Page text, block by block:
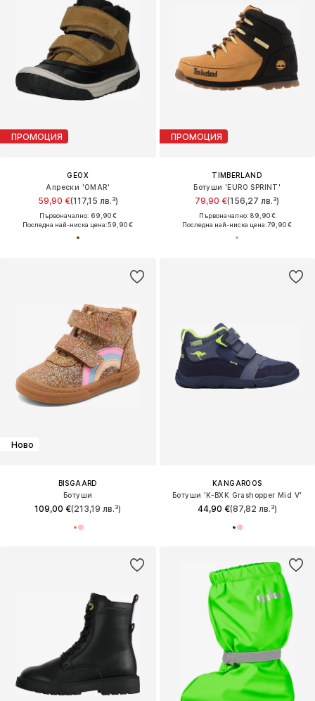
ПРОМОЦИЯ
GEOX
Апрески 'OMAR'
59,90 €(117,15 лв.³)
Първоначално: 69,90 €
Последна най-ниска цена:59,90 €
ПРОМОЦИЯ
TIMBERLAND
Ботуши 'EURO SPRINT'
79,90 €(156,27 лв.³)
Първоначално: 89,90 €
Последна най-ниска цена:79,90 €
Ново
BISGAARD
Ботуши
109,00 €(213,19 лв.³)
KANGAROOS
Ботуши 'K-BXK Grashopper Mid V'
44,90 €(87,82 лв.³)